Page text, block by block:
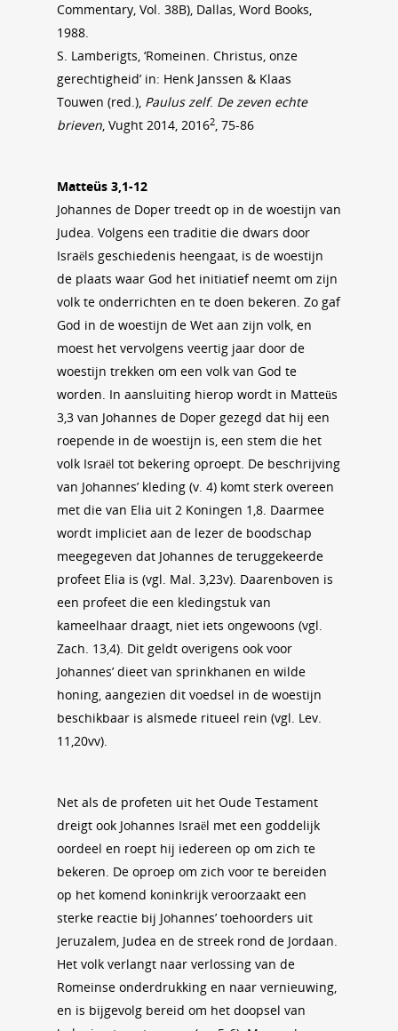
Commentary, Vol. 38B), Dallas, Word Books,
1988.
S. Lamberigts, ‘Romeinen. Christus, onze
gerechtigheid’ in: Henk Janssen & Klaas
Touwen (red.), Paulus zelf. De zeven echte
brieven, Vught 2014, 20162, 75-86
Matteüs 3,1-12
Johannes de Doper treedt op in de woestijn van
Judea. Volgens een traditie die dwars door
Israëls geschiedenis heengaat, is de woestijn
de plaats waar God het initiatief neemt om zijn
volk te onderrichten en te doen bekeren. Zo gaf
God in de woestijn de Wet aan zijn volk, en
moest het vervolgens veertig jaar door de
woestijn trekken om een volk van God te
worden. In aansluiting hierop wordt in Matteüs
3,3 van Johannes de Doper gezegd dat hij een
roepende in de woestijn is, een stem die het
volk Israël tot bekering oproept. De beschrijving
van Johannes’ kleding (v. 4) komt sterk overeen
met die van Elia uit 2 Koningen 1,8. Daarmee
wordt impliciet aan de lezer de boodschap
meegegeven dat Johannes de teruggekeerde
profeet Elia is (vgl. Mal. 3,23v). Daarenboven is
een profeet die een kledingstuk van
kameelhaar draagt, niet iets ongewoons (vgl.
Zach. 13,4). Dit geldt overigens ook voor
Johannes’ dieet van sprinkhanen en wilde
honing, aangezien dit voedsel in de woestijn
beschikbaar is alsmede ritueel rein (vgl. Lev.
11,20vv).
Net als de profeten uit het Oude Testament
dreigt ook Johannes Israël met een goddelijk
oordeel en roept hij iedereen op om zich te
bekeren. De oproep om zich voor te bereiden
op het komend koninkrijk veroorzaakt een
sterke reactie bij Johannes’ toehoorders uit
Jeruzalem, Judea en de streek rond de Jordaan.
Het volk verlangt naar verlossing van de
Romeinse onderdrukking en naar vernieuwing,
en is bijgevolg bereid om het doopsel van